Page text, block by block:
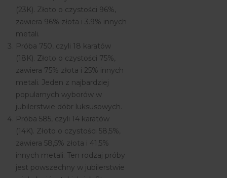
(23K). Złoto o czystości 96%,
zawiera 96% złota i 3.9% innych
metali.
Próba 750, czyli 18 karatów
(18K). Złoto o czystości 75%,
zawiera 75% złota i 25% innych
metali. Jeden z najbardziej
popularnych wyborów w
jubilerstwie dóbr luksusowych.
Próba 585, czyli 14 karatów
(14K). Złoto o czystości 58,5%,
zawiera 58,5% złota i 41,5%
innych metali. Ten rodzaj próby
jest powszechny w jubilerstwie